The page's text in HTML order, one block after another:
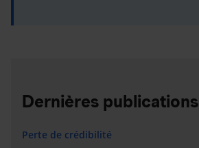
Dernières publications
Perte de crédibilité